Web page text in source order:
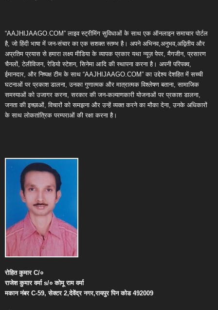
“AAJHIJAAGO.COM” लाइव स्ट्रीमिंग सुविधाओं के साथ एक ऑनलाइन समाचार पोर्टल
है, जो हिंदी भाषा में जन-संचार का एक सशक्त स्तम्भ है। अपने अभिनव,अनुभव,अद्वितीय और
अप्रतिम प्रयास से हमारा लक्ष्य मीडिया के व्यापक प्रकार यथा न्यूज़ पेपर, मैगजीन, प्रसारण
चैनलों, टेलीविजन, रेडियो स्टेशन, सिनेमा आदि की स्थापना करना है। अपनी परिपक्व,
ईमानदार, और निष्पक्ष टीम के साथ “AAJHIJAAGO.COM” का उद्देश्य देशहित में सच्ची
घटनाओं पर प्रकाश डालना, उनका गुणात्मक और मात्रात्मक विश्लेषण बताना, सामाजिक
समस्याओं को उजागर करना, सरकार की जन-कल्याणकारी योजनाओं पर प्रकाश डालना,
जनता की इच्छाओं, विचारों को समझना और उन्हें व्यक्त करने का मौका देना, उनके अधिकारों
के साथ लोकतांत्रिक परम्पराओं की रक्षा करना है।
रोहित कुमारC/०
राजेश कुमार वर्माs/० कोमू राम वर्मा
मकान नंबरC-59,सेक्टर2,देवेंद्र नगर,रायपुर पिन कोड492009